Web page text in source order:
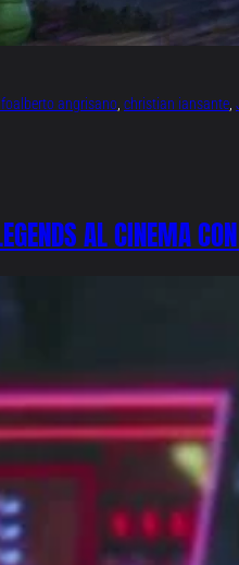
alberto angrisano christian iansante
AL CINEMA